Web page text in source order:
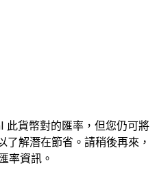
貨幣對的匯率，但您仍可將
解潛在節省。請稍後再來，
率資訊。